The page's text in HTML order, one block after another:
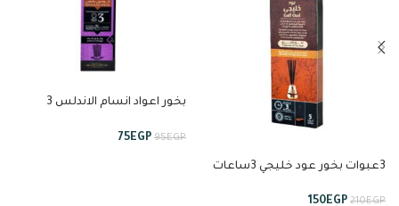
3عبوات بخور عود خليجي 3ساعات
210EGP
150EGP
بخور اعواد انسام الاندلس 3
95EGP
75EGP